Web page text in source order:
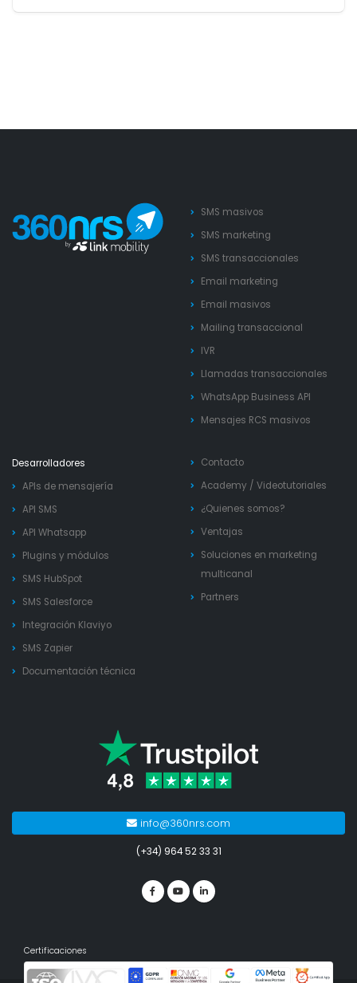
SMS masivos
SMS marketing
SMS transaccionales
Email marketing
Email masivos
Mailing transaccional
IVR
Llamadas transaccionales
WhatsApp Business API
Mensajes RCS masivos
Desarrolladores
APIs de mensajería
API SMS
API Whatsapp
Plugins y módulos
SMS HubSpot
SMS Salesforce
Integración Klaviyo
SMS Zapier
Documentación técnica
Contacto
Academy / Videotutoriales
¿Quienes somos?
Ventajas
Soluciones en marketing
multicanal
Partners
info@360nrs.com
(+34) 964 52 33 31
Certificaciones